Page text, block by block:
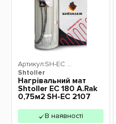
Shtoller
Артикул:SH-EC 2
Нагрівальний мат
Shtoller EC 180 A.Rak
0,75м2 SH-EC 2107
В наявності